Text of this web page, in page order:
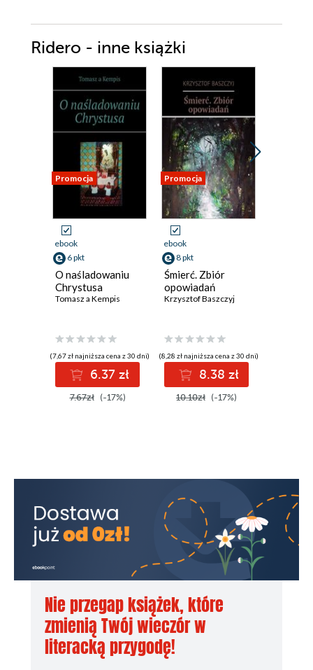
Ridero - inne książki
Promocja
ebook
6 pkt
O naśladowaniu
Chrystusa
Tomasz a Kempis
(7,67 zł najniższa cena z 30 dni)
6.37 zł
7.67zł (-17%)
Promocja
ebook
8 pkt
Śmierć. Zbiór
opowiadań
Krzysztof Baszczyj
(8,28 zł najniższa cena z 30 dni)
8.38 zł
10.10zł (-17%)
Nie przegap książek, które
zmienią Twój wieczór w
literacką przygodę!